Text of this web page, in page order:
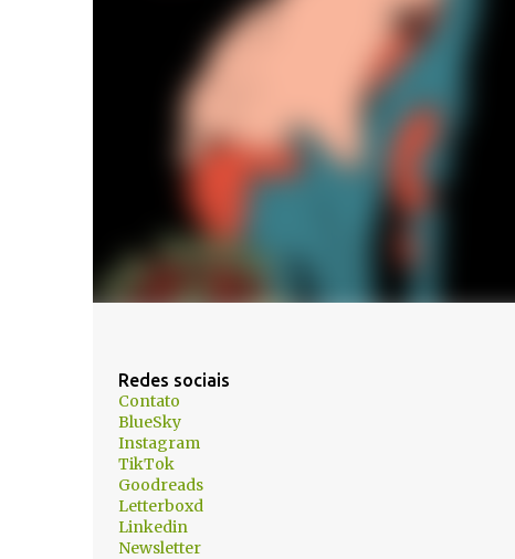
Redes sociais
Contato
BlueSky
Instagram
TikTok
Goodreads
Letterboxd
Linkedin
Newsletter